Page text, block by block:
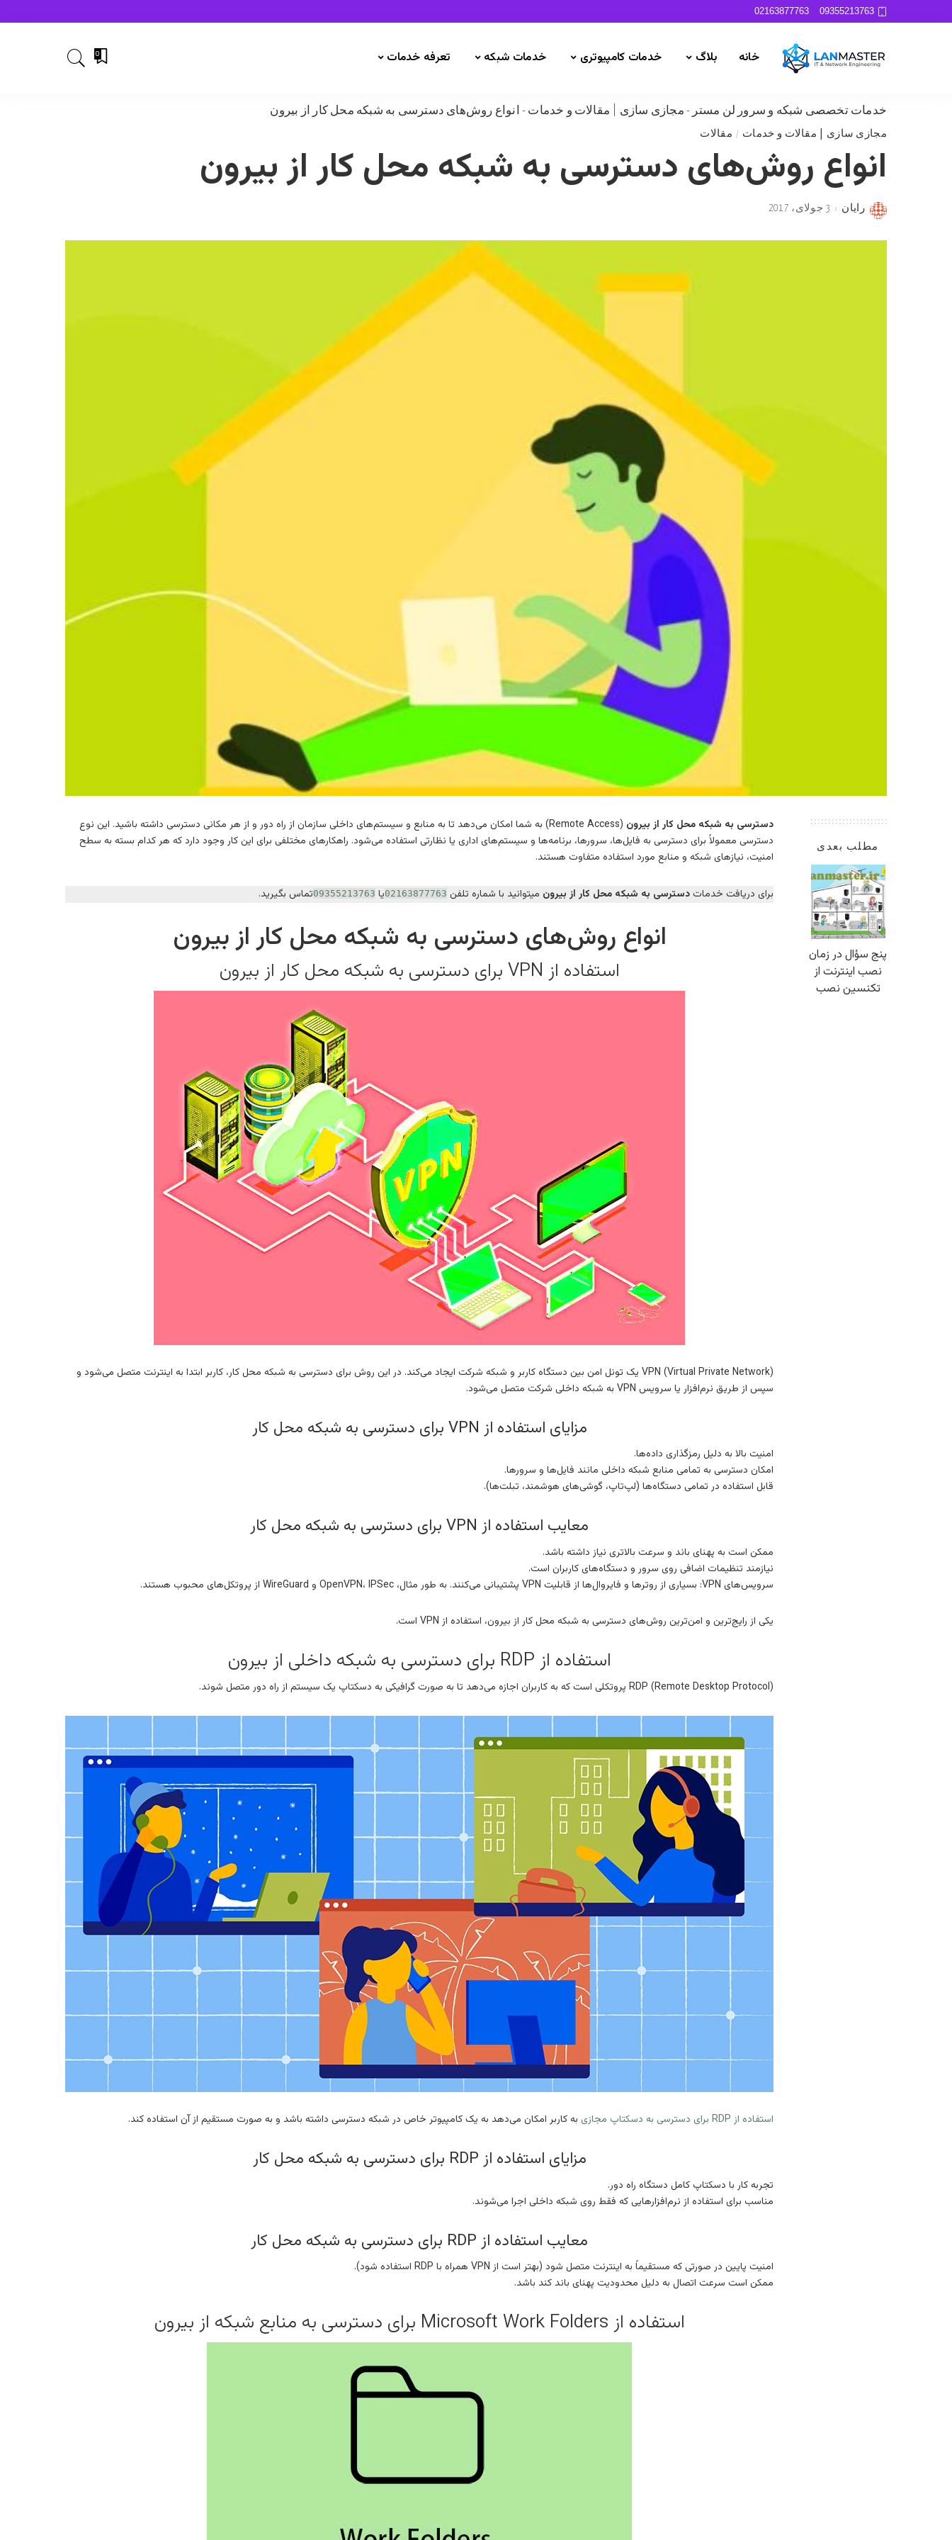
09355213763
02163877763
خانه بلاگ خدمات کامپیوتری خدمات شبکه تعرفه خدمات 0
خدمات تخصصی شبکه و سرور لن مستر - مجازی سازی | مقالات و خدمات - انواع روش‌های دسترسی به شبکه محل کار از بیرون
مجازی سازی | مقالات و خدمات مقالات
انواع روش‌های دسترسی به شبکه محل کار از بیرون
Posted
رایان 3 جولای، 2017
مطلب بعدی
پنج سؤال در زمان
نصب اینترنت از
تکنسین نصب
دسترسی به شبکه محل کار از بیرون
(Remote Access) به شما امکان می‌دهد تا به منابع و سیستم‌های داخلی سازمان از راه دور و از هر مکانی دسترسی داشته باشید. این نوع
دسترسی معمولاً برای دسترسی به فایل‌ها، سرورها، برنامه‌ها و سیستم‌های اداری یا نظارتی استفاده می‌شود. راهکارهای مختلفی برای این کار وجود دارد که هر کدام بسته به سطح
امنیت، نیازهای شبکه و منابع مورد استفاده متفاوت هستند.
برای دریافت خدماتدسترسی به شبکه محل کار از بیرون میتوانید با شماره تلفن 02163877763یا 09355213763تماس بگیرید.
انواع روش‌های دسترسی به شبکه محل کار از بیرون
استفاده از VPN برای دسترسی به شبکه محل کار از بیرون
VPN (Virtual Private Network) یک تونل امن بین دستگاه کاربر و شبکه شرکت ایجاد می‌کند. در این روش برای دسترسی به شبکه محل کار، کاربر ابتدا به اینترنت متصل می‌شود و
سپس از طریق نرم‌افزار یا سرویس VPN به شبکه داخلی شرکت متصل می‌شود.
مزایای استفاده از VPN برای دسترسی به شبکه محل کار
امنیت بالا به دلیل رمزگذاری داده‌ها.
امکان دسترسی به تمامی منابع شبکه داخلی مانند فایل‌ها و سرورها.
قابل استفاده در تمامی دستگاه‌ها (لپ‌تاپ، گوشی‌های هوشمند، تبلت‌ها).
معایب استفاده از VPN برای دسترسی به شبکه محل کار
ممکن است به پهنای باند و سرعت بالاتری نیاز داشته باشد.
نیازمند تنظیمات اضافی روی سرور و دستگاه‌های کاربران است.
سرویس‌های VPN: بسیاری از روترها و فایروال‌ها از قابلیت VPN پشتیبانی می‌کنند. به طور مثال، OpenVPN، IPSec و WireGuard از پروتکل‌های محبوب هستند.
یکی از رایج‌ترین و امن‌ترین روش‌های دسترسی به شبکه محل کار از بیرون، استفاده از VPN است.
استفاده از RDP برای دسترسی به شبکه داخلی از بیرون
RDP (Remote Desktop Protocol) پروتکلی است که به کاربران اجازه می‌دهد تا به صورت گرافیکی به دسکتاپ یک سیستم از راه دور متصل شوند.
استفاده از RDP برای دسترسی به دسکتاپ مجازی به کاربر امکان می‌دهد به یک کامپیوتر خاص در شبکه دسترسی داشته باشد و به صورت مستقیم از آن استفاده کند.
مزایای استفاده از RDP برای دسترسی به شبکه محل کار
تجربه کار با دسکتاپ کامل دستگاه راه دور.
مناسب برای استفاده از نرم‌افزارهایی که فقط روی شبکه داخلی اجرا می‌شوند.
معایب استفاده از RDP برای دسترسی به شبکه محل کار
امنیت پایین در صورتی که مستقیماً به اینترنت متصل شود (بهتر است از VPN همراه با RDP استفاده شود).
ممکن است سرعت اتصال به دلیل محدودیت پهنای باند کند باشد.
استفاده از Microsoft Work Folders برای دسترسی به منابع شبکه از بیرون